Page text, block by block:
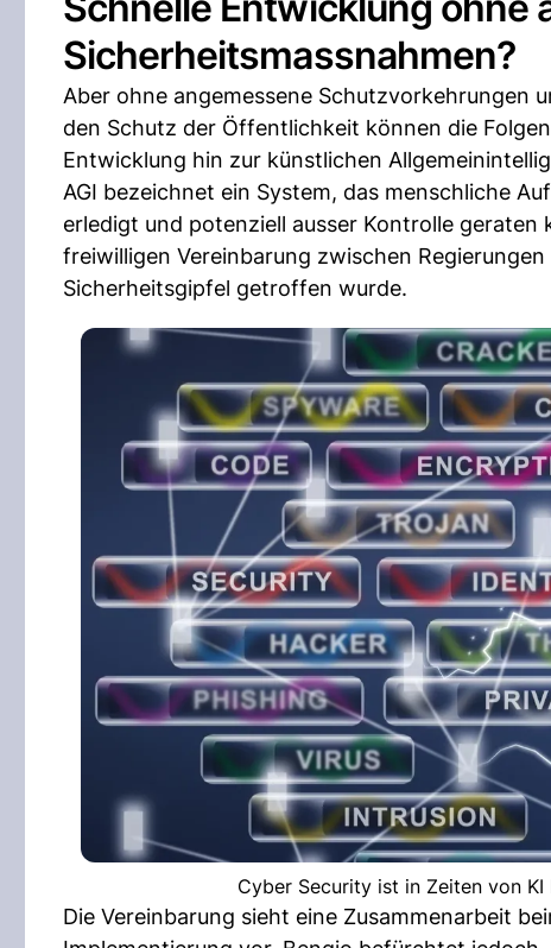
Sicherheitsmassnahmen?
Aber ohne angemessene Schutzvorkehrungen
den Schutz der Öffentlichkeit können die
Entwicklung hin zur künstlichen
AGI bezeichnet ein System, das menschliche
erledigt und potenziell ausser Kontrolle
freiwilligen Vereinbarung zwischen
Sicherheitsgipfel getroffen wurde.
Cyber Security ist in Zeiten von
Die Vereinbarung sieht eine Zusammenarbeit